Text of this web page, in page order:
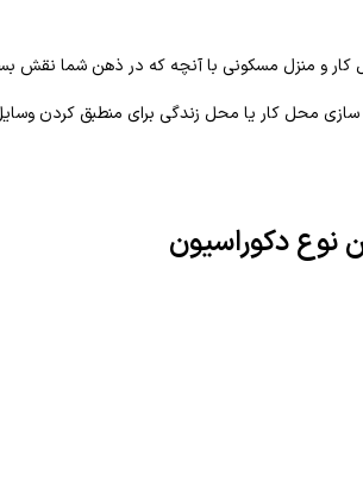
کار و منزل مسکونی با آنچه که در ذهن شما نقش
محل کار یا محل زندگی برای منطبق کردن وسایل
دکوراسیون